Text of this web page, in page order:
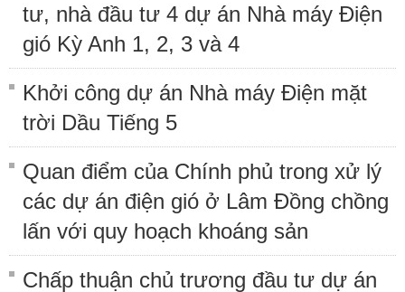
tư, nhà đầu tư 4 dự án Nhà máy Điện
gió Kỳ Anh 1, 2, 3 và 4
Khởi công dự án Nhà máy Điện mặt
trời Dầu Tiếng 5
Quan điểm của Chính phủ trong xử lý
các dự án điện gió ở Lâm Đồng chồng
lấn với quy hoạch khoáng sản
Chấp thuận chủ trương đầu tư dự án